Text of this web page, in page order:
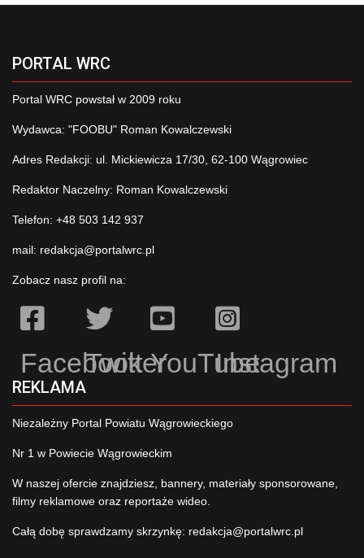
PORTAL WRC
Portal WRC powstał w 2009 roku
Wydawca: "FOOBU" Roman Kowalczewski
Adres Redakcji: ul. Mickiewicza 17/30, 62-100 Wągrowiec
Redaktor Naczelny: Roman Kowalczewski
Telefon: +48 503 142 937
mail: redakcja@portalwrc.pl
Zobacz nasz profil na:
Facebook
TwitterYouTubeInstagram
REKLAMA
Niezależny Portal Powiatu Wągrowieckiego
Nr 1 w Powiecie Wągrowieckim
W naszej ofercie znajdziesz, bannery, materiały sponsorowane,
filmy reklamowe oraz reportaże wideo.
Całą dobę sprawdzamy skrzynkę: redakcja@portalwrc.pl